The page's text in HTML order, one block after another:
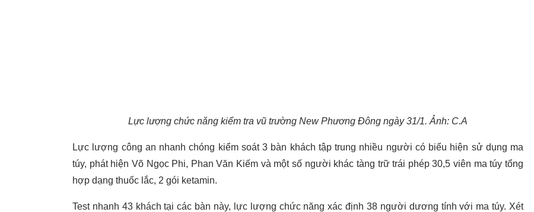
Lực lượng chức năng kiểm tra vũ trường New Phương Đông ngày 31/1. Ảnh: C.A
Lực lượng công an nhanh chóng kiểm soát 3 bàn khách tập trung nhiều người có biểu hiện sử dụng ma
túy, phát hiện Võ Ngọc Phi, Phan Văn Kiếm và một số người khác tàng trữ trái phép 30,5 viên ma túy tổng
hợp dạng thuốc lắc, 2 gói ketamin.
Test nhanh 43 khách tại các bàn này, lực lượng chức năng xác định 38 người dương tính với ma túy. Xét